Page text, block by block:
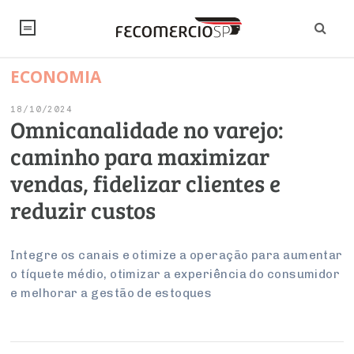
NOTÍCIAS
Artigos
Institucional
Debates Fecomercio-SP
PROJETOS ESPECIAIS:
UM BRASIL
Economia
Pesquisas
Brasil
Internacional
Modernização do Estado
Inteligência Artificial
Legislação
Empresas
Arbitragem e Mediação
Varejo
Sustentabilidade
SINDICATOS
PESQUISAS
FALE CONOSCO
Sobre
CONSELHOS
Conselho de Emprego e Relações do Trabalho
ECONOMIA
18/10/2024
Omnicanalidade no varejo:
caminho para maximizar
vendas, fidelizar clientes e
reduzir custos
Integre os canais e otimize a operação para aumentar
o tíquete médio, otimizar a experiência do consumidor
e melhorar a gestão de estoques